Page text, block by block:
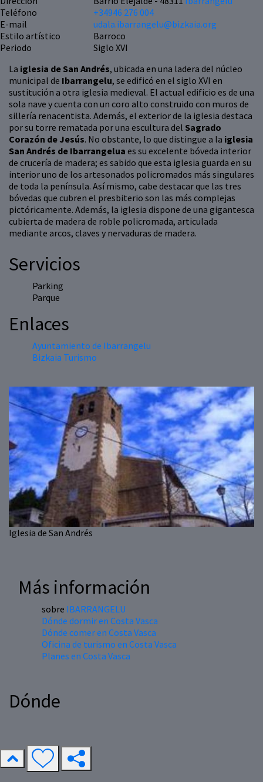
La iglesia de San Andrés, ubicada en una ladera del núcleo
municipal de Ibarrangelu, se edificó en el siglo XVI en
sustitución a otra iglesia medieval. El actual edificio es de una
sola nave y cuenta con un coro alto construido con muros de
sillería renacentista. Además, el exterior de la iglesia destaca
por su torre rematada por una escultura del Sagrado
Corazón de Jesús. No obstante, lo que distingue a la iglesia
San Andrés de Ibarrangelua es su excelente bóveda interior
de crucería de madera; es sabido que esta iglesia guarda en su
interior uno de los artesonados policromados más singulares
de toda la península. Así mismo, cabe destacar que las tres
bóvedas que cubren el presbiterio son las más complejas
pictóricamente. Además, la iglesia dispone de una gigantesca
cubierta de madera de roble policromada, articulada
mediante arcos, claves y nervaduras de madera.
Teléfono
+34946 276 004
E-mail
udala.ibarrangelu@bizkaia.org
Estilo artístico
Barroco
Periodo
Siglo XVI
Servicios
Parking
Parque
Enlaces
Ayuntamiento de Ibarrangelu
Bizkaia Turismo
Iglesia de San Andrés
Más información
sobre IBARRANGELU
Dónde dormir en Costa Vasca
Dónde comer en Costa Vasca
Oficina de turismo en Costa Vasca
Planes en Costa Vasca
Dónde